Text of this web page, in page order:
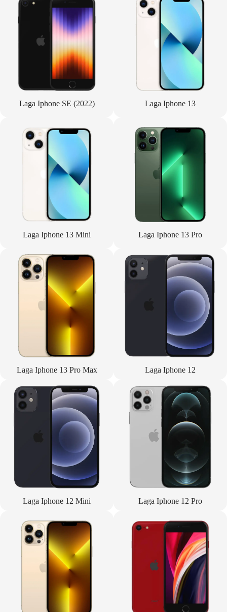
Laga Iphone SE (2022) Laga Iphone 13
Laga Iphone 13 Mini Laga Iphone 13 Pro
Laga Iphone 13 Pro Max Laga Iphone 12
Laga Iphone 12 Mini Laga Iphone 12 Pro